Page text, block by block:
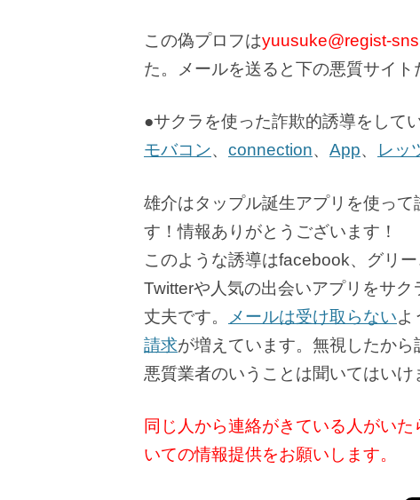
この偽プロフはyuusuke@regist-
た。メールを送ると下の悪質サイト
●サクラを使った詐欺的誘導をして
モバコン、 connection、 App、 レッ
雄介はタップル誕生アプリを使っ
す！情報ありがとうございます！
このような誘導はfacebook、グリ
Twitterや人気の出会いアプリをサ
丈夫です。
メールは受け取らないよ
請求が増えています。無視したか
悪質業者のいうことは聞いてはいけ
同じ人から連絡がきている人がい
いての情報提供をお願いします。